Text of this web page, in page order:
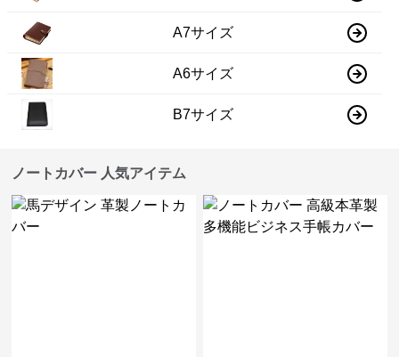
A7サイズ
A6サイズ
B7サイズ
ノートカバー 人気アイテム